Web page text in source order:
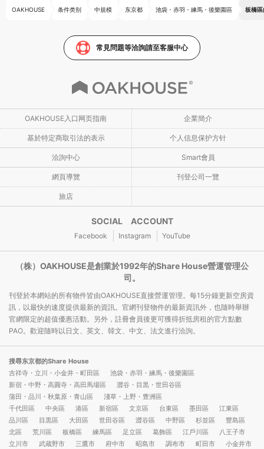
OAKHOUSE 条件类别 中規模 东京都 池袋・赤羽・練馬・後樂園區 板橋
常見問題等洽詢請至客服中心
OAKHOUSE入口网页指南 企業簡介
基於特定商取引法的表示 个人信息保护方针
洽詢中心 Smart會員
網頁導覽 刊登公司一覽
旅店
SOCIAL ACCOUNT
Facebook Instagram YouTube
（株）OAKHOUSE是創業於1992年的Share House營運管理公
司。
刊登於本網站的所有物件皆由OAKHOUSE直接營運管理。每15分鐘更新空房資
訊，以最快的速度提供最新的資訊。官網刊登物件的最新資訊外，也隨時舉辦
官網限定的超值優惠活動。另外，註冊會員後更可獲得折抵房租的官方點數
PAO。歡迎隨時以日文、英文、韓文、中文、法文進行洽詢。
搜尋东京都的Share House
吉祥寺・立川・小金井・町田區
池袋・赤羽・練馬・後樂園區
新宿・中野・高圓寺・高田馬場區
澀谷・目黒・世田谷區
蒲田・品川・秋葉原・青山區
淺草・上野・豊洲區
千代田區
中央區 港區 新宿區 文京區 台東區 墨田區
江東區
品川區
目黒區 大田區 世田谷區 澀谷區 中野區 杉並區
豐島區
北區
荒川區 板橋區 練馬區 足立區 葛飾區 江戶川區
八王子市
立川市
武蔵野市 三鷹市 府中市 昭島市 調布市 町田市
小金井市